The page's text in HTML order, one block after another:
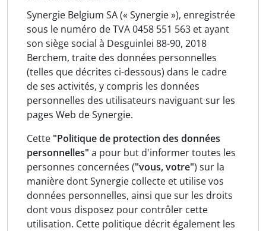
Synergie Belgium SA (« Synergie »), enregistrée
sous le numéro de TVA 0458 551 563 et ayant
son siège social à Desguinlei 88-90, 2018
Berchem, traite des données personnelles
(telles que décrites ci-dessous) dans le cadre
de ses activités, y compris les données
personnelles des utilisateurs naviguant sur les
pages Web de Synergie.
Cette "Politique de protection des données
personnelles" a pour but d'informer toutes les
personnes concernées ("vous, votre") sur la
manière dont Synergie collecte et utilise vos
données personnelles, ainsi que sur les droits
dont vous disposez pour contrôler cette
utilisation. Cette politique décrit également les